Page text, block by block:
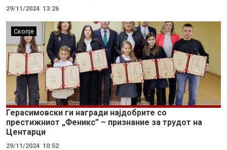
29/11/2024 13:26
Скопје
Герасимовски ги награди најдобрите со
престижниот „Феникс” – признание за трудот на
Центарци
29/11/2024 10:52